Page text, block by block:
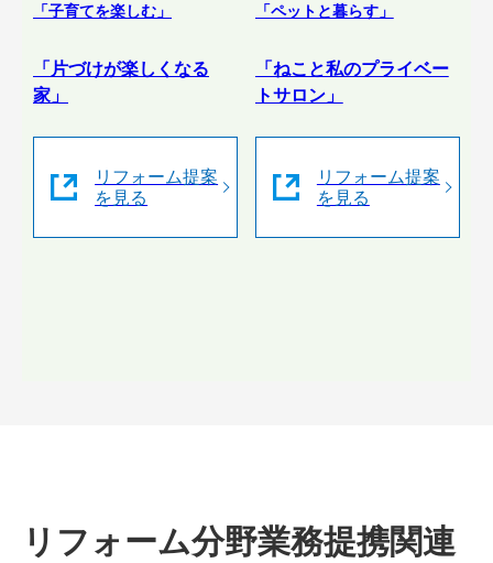
「子育てを楽しむ」
「片づけが楽しくなる
家」
リフォーム提案
を見る
「ペットと暮らす」
「ねこと私のプライベー
トサロン」
リフォーム提案
を見る
リフォーム分野業務提携関連